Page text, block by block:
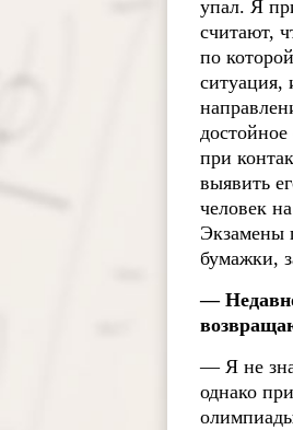
упал. Я
считают,
по
при
выявить
человек
Экзамены
бумажки,
—
— Я не
однако